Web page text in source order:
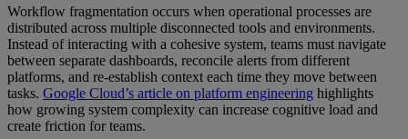
Workflow fragmentation occurs when operational processes are
distributed across multiple disconnected tools and environments.
Instead of interacting with a cohesive system, teams must navigate
between separate dashboards, reconcile alerts from different
platforms, and re-establish context each time they move between
tasks. Google Cloud’s article on platform engineering highlights
how growing system complexity can increase cognitive load and
create friction for teams.